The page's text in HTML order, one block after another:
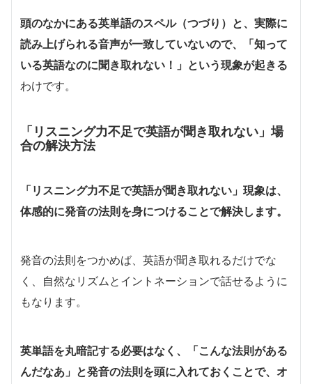
頭のなかにある英単語のスペル（つづり）と、実際に
読み上げられる音声が一致していないので、「知って
いる英語なのに聞き取れない！」という現象が起きる
わけです。
「リスニング力不足で英語が聞き取れない」場
合の解決方法
「リスニング力不足で英語が聞き取れない」現象は、
体感的に発音の法則を身につけることで解決します。
発音の法則をつかめば、英語が聞き取れるだけでな
く、自然なリズムとイントネーションで話せるように
もなります。
英単語を丸暗記する必要はなく、「こんな法則がある
んだなあ」と発音の法則を頭に入れておくことで、オ